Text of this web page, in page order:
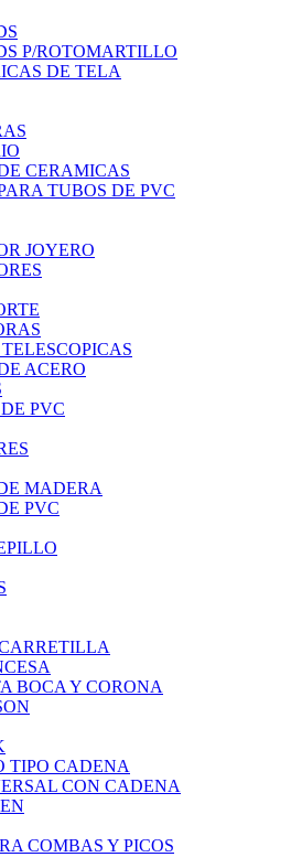
P/ROTOMARTILLO
DE TELA
CERAMICAS
TUBOS DE PVC
JOYERO
ACERO
PVC
MADERA
PVC
BOCA Y CORONA
TIPO CADENA
CON CADENA
COMBAS Y PICOS